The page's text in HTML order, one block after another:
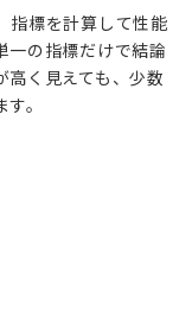
指標を計算して性能
一の指標だけで結論
高く見えても、少数
。